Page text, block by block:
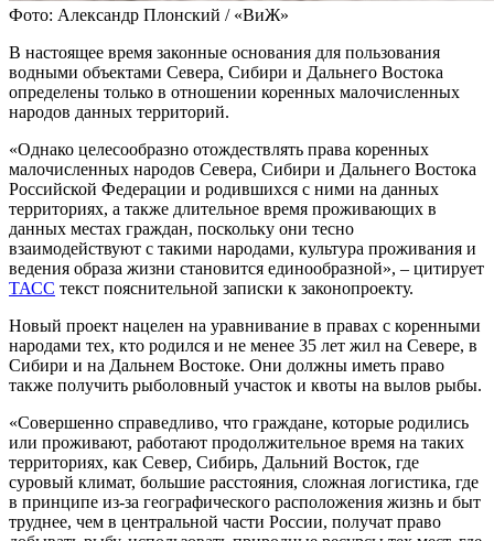
Фото: Александр Плонский / «ВиЖ»
В настоящее время законные основания для пользования
водными объектами Севера, Сибири и Дальнего Востока
определены только в отношении коренных малочисленных
народов данных территорий.
«Однако целесообразно отождествлять права коренных
малочисленных народов Севера, Сибири и Дальнего Востока
Российской Федерации и родившихся с ними на данных
территориях, а также длительное время проживающих в
данных местах граждан, поскольку они тесно
взаимодействуют с такими народами, культура проживания и
ведения образа жизни становится единообразной», – цитирует
ТАСС текст пояснительной записки к законопроекту.
Новый проект нацелен на уравнивание в правах с коренными
народами тех, кто родился и не менее 35 лет жил на Севере, в
Сибири и на Дальнем Востоке. Они должны иметь право
также получить рыболовный участок и квоты на вылов рыбы.
«Совершенно справедливо, что граждане, которые родились
или проживают, работают продолжительное время на таких
территориях, как Север, Сибирь, Дальний Восток, где
суровый климат, большие расстояния, сложная логистика, где
в принципе из-за географического расположения жизнь и быт
труднее, чем в центральной части России, получат право